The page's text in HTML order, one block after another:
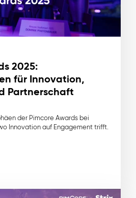
2025:
für Innovation,
Partnerschaft
der Pimcore Awards bei
Innovation auf Engagement trifft.